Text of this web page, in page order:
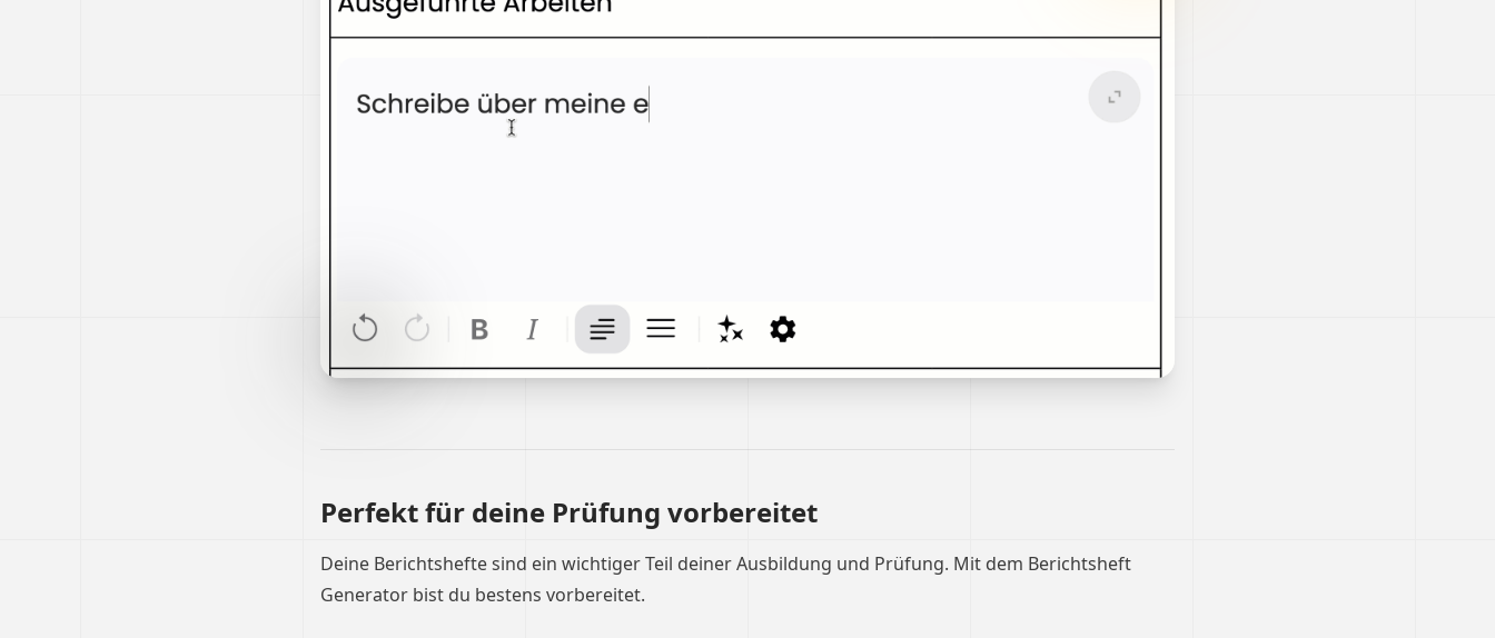
Perfekt für deine Prüfung vorbereitet
Deine Berichtshefte sind ein wichtiger Teil deiner Ausbildung und Prüfung. Mit dem Berichtsheft
Generator bist du bestens vorbereitet.